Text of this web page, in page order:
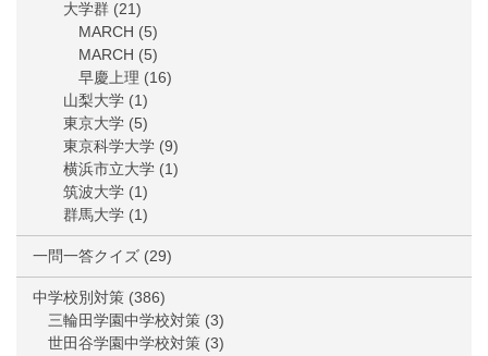
大学群 (21)
MARCH (5)
MARCH (5)
早慶上理 (16)
山梨大学 (1)
東京大学 (5)
東京科学大学 (9)
横浜市立大学 (1)
筑波大学 (1)
群馬大学 (1)
一問一答クイズ (29)
中学校別対策 (386)
三輪田学園中学校対策 (3)
世田谷学園中学校対策 (3)